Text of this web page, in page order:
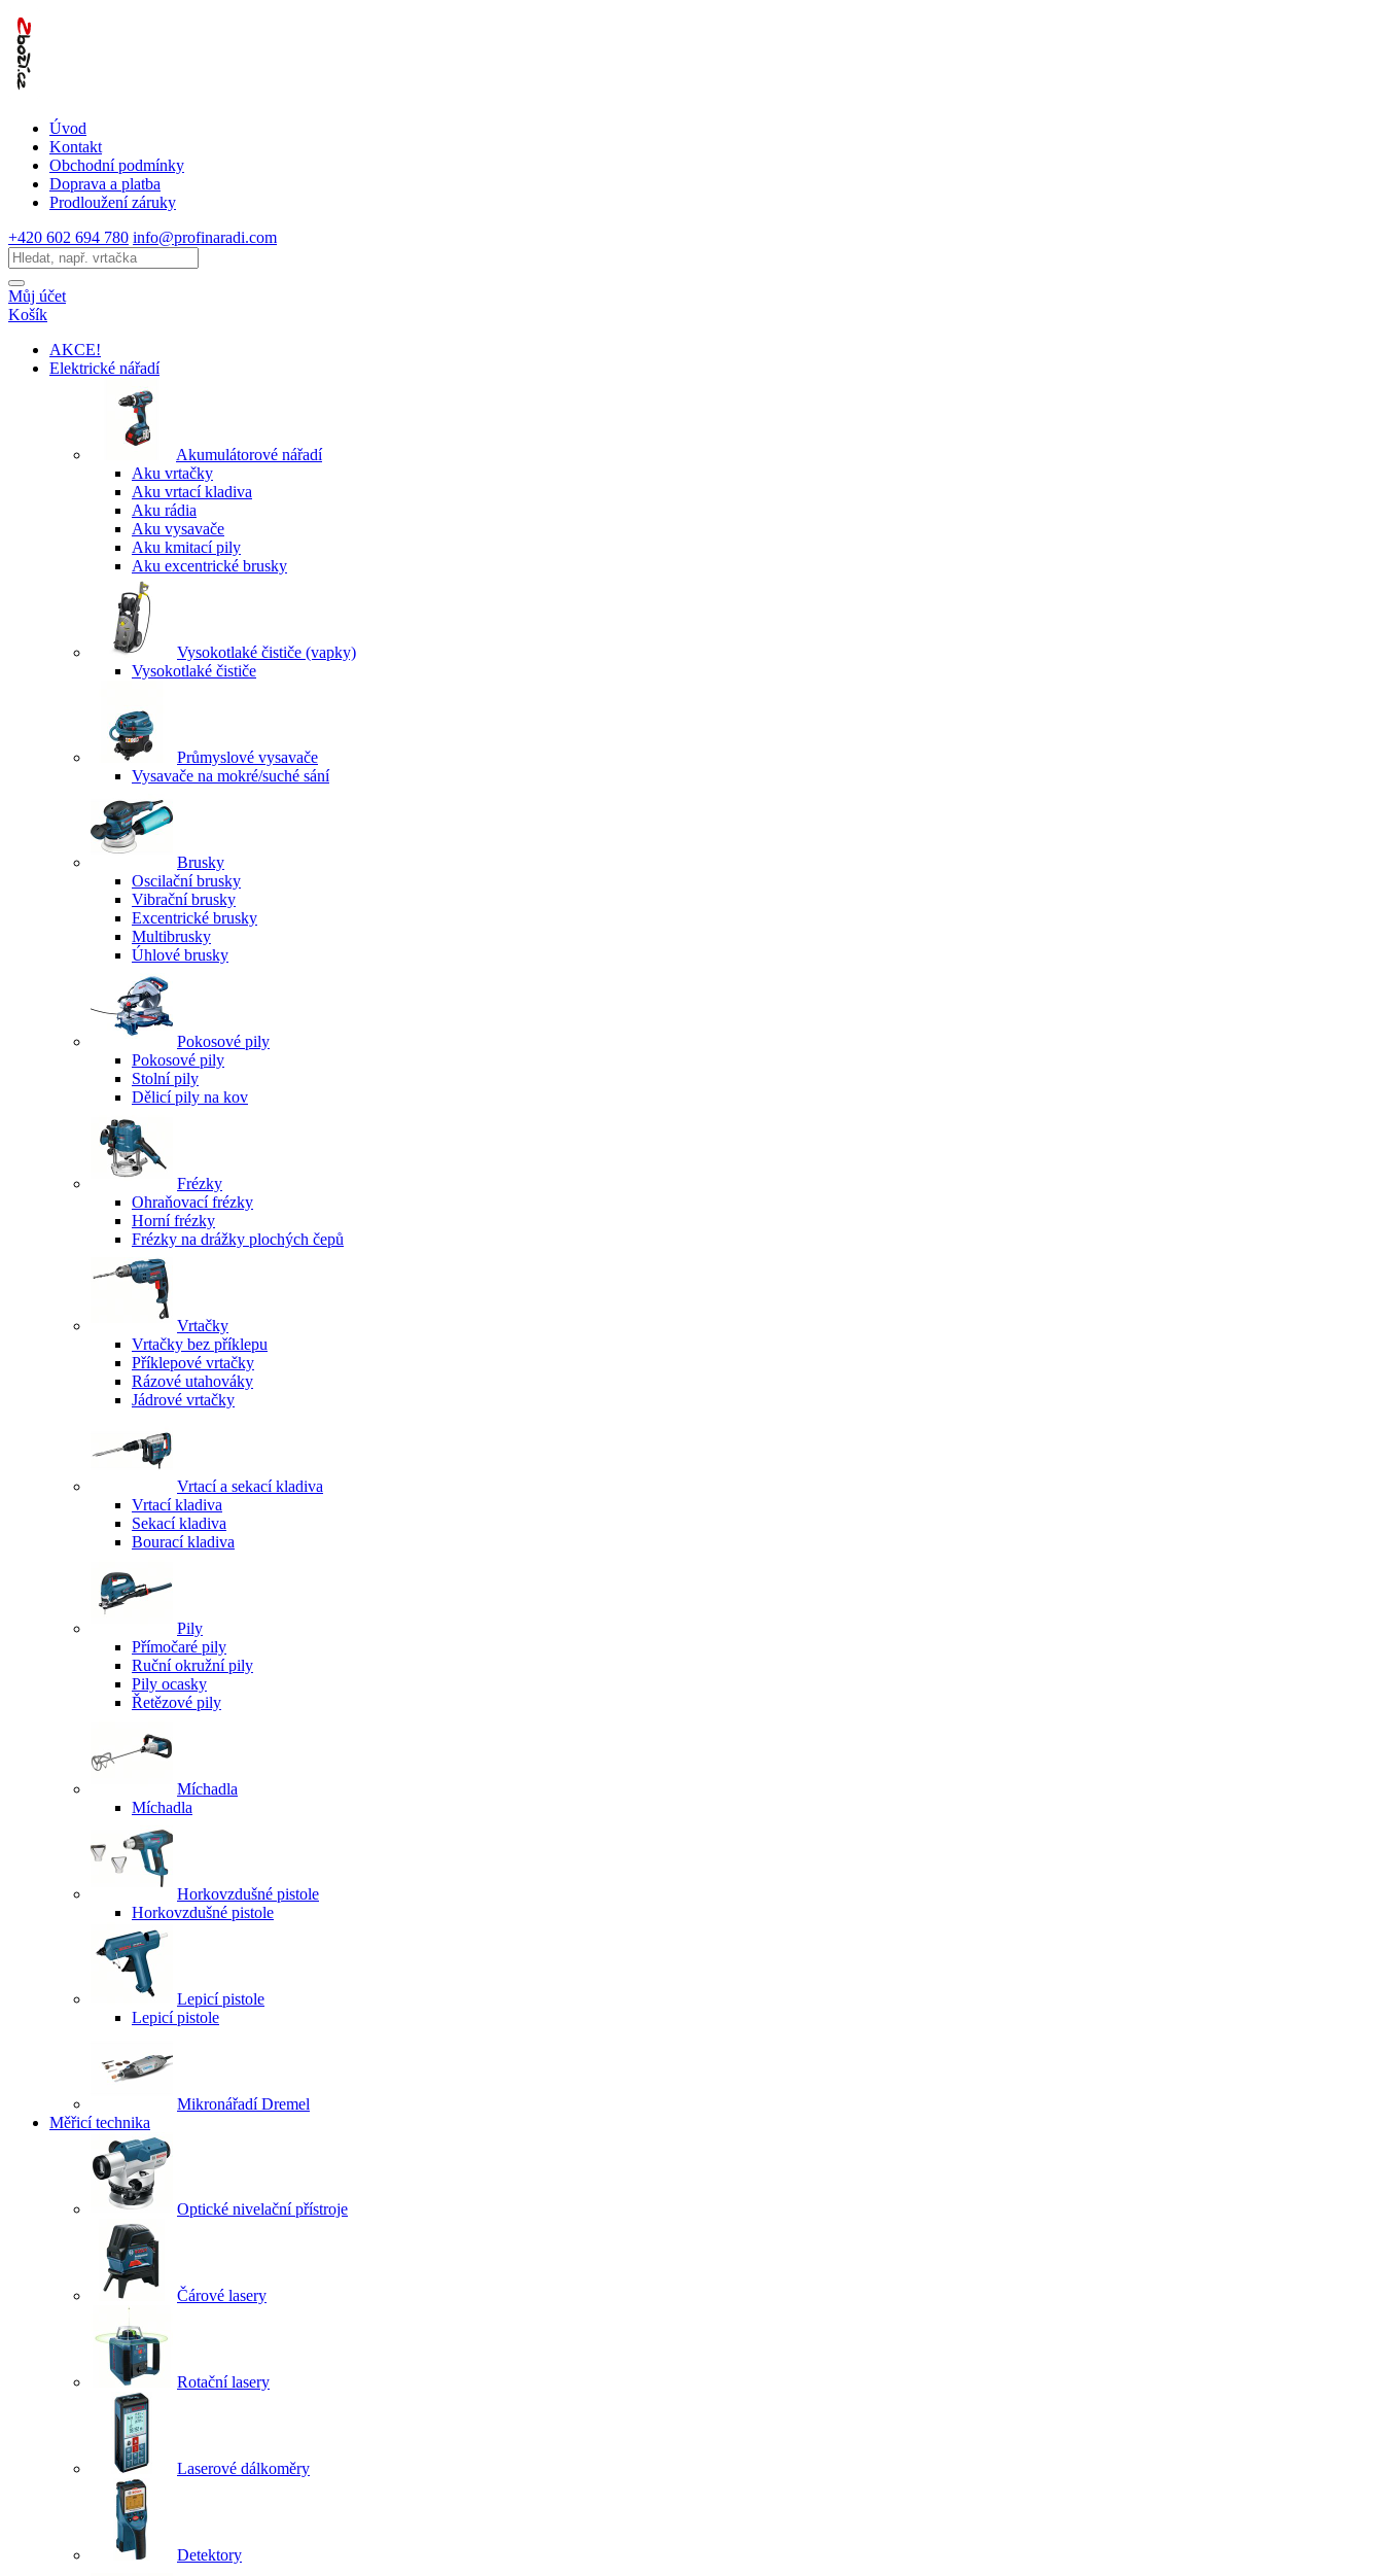
Úvod
Kontakt
Obchodní podmínky
Doprava a platba
Prodloužení záruky
+420 602 694 780 info@profinaradi.com
Můj účet
Košík
AKCE!
Elektrické nářadí
Akumulátorové nářadí
Aku vrtačky
Aku vrtací kladiva
Aku rádia
Aku vysavače
Aku kmitací pily
Aku excentrické brusky
Vysokotlaké čističe (vapky)
Vysokotlaké čističe
Průmyslové vysavače
Vysavače na mokré/suché sání
Brusky
Oscilační brusky
Vibrační brusky
Excentrické brusky
Multibrusky
Úhlové brusky
Pokosové pily
Pokosové pily
Stolní pily
Dělicí pily na kov
Frézky
Ohraňovací frézky
Horní frézky
Frézky na drážky plochých čepů
Vrtačky
Vrtačky bez příklepu
Příklepové vrtačky
Rázové utahováky
Jádrové vrtačky
Vrtací a sekací kladiva
Vrtací kladiva
Sekací kladiva
Bourací kladiva
Pily
Přímočaré pily
Ruční okružní pily
Pily ocasky
Řetězové pily
Míchadla
Míchadla
Horkovzdušné pistole
Horkovzdušné pistole
Lepicí pistole
Lepicí pistole
Mikronářadí Dremel
Měřicí technika
Optické nivelační přístroje
Čárové lasery
Rotační lasery
Laserové dálkoměry
Detektory